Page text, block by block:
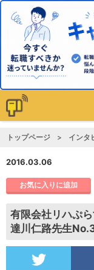
トップページ インタ
2016.03.06
お気に入りに追加
有限会社リハぷ
達川仁路先生